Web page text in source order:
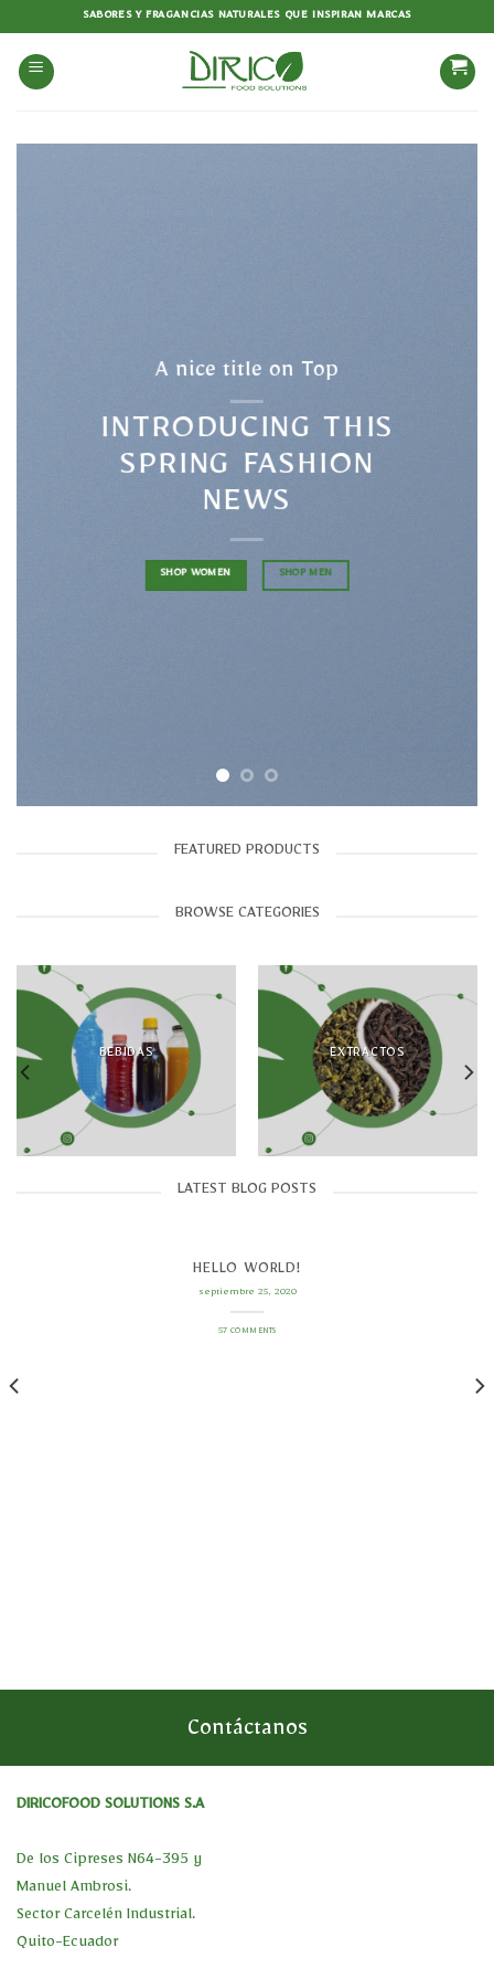
contenido
SABORES Y FRAGANCIAS NATURALES QUE INSPIRAN MARCAS
A nice title on Top
INTRODUCING THIS
SPRING FASHION
NEWS
SHOP WOMEN SHOP MEN
FEATURED PRODUCTS
BROWSE CATEGORIES
BEBIDAS EXTRACTOS
LATEST BLOG POSTS
HELLO WORLD!
septiembre 25, 2020
57 COMMENTS
Contáctanos
DIRICOFOOD SOLUTIONS S.A
De los Cipreses N64-395 y
Manuel Ambrosi.
Sector Carcelén Industrial.
Quito-Ecuador